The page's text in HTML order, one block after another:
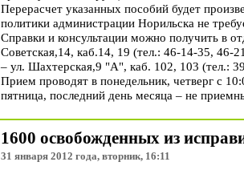
Перерасчет указанных пособий будет
политики администрации Норильска не
Справки и консультации можно получить в
Советская,14, каб.14, 19 (тел.: 46-14-35, 46-
– ул. Шахтерская,9 "А", каб. 102, 103 (тел.:
Прием проводят в понедельник, четверг с
пятница, последний день месяца – не
1600 освобожденных из
31 января 2012 года, вторник, 16:11